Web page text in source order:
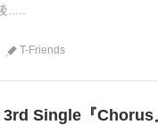
T-Friends
3rd Single『Chorus